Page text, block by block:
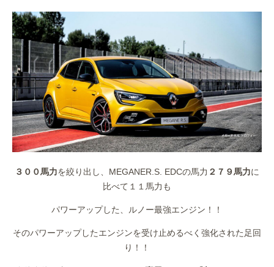
３００馬力を絞り出し、MEGANER.S. EDCの馬力 ２７９馬力に
比べて１１馬力も
パワーアップした、ルノー最強エンジン！！
そのパワーアップしたエンジンを受け止めるべく強化された足回
り！！